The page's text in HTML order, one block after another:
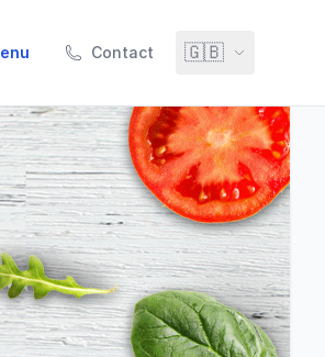
menu Contact 🇬🇧